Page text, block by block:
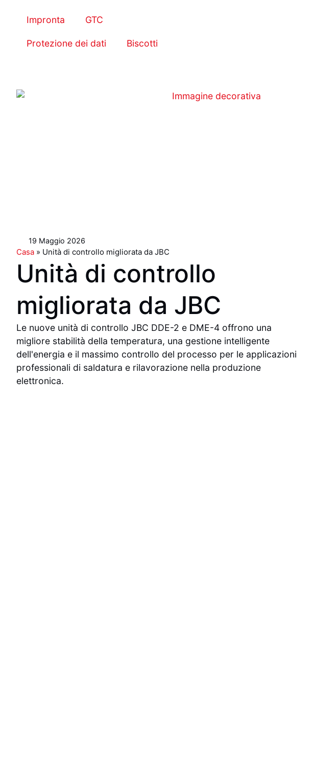
Impronta GTC
Protezione dei dati Biscotti
19 Maggio 2026
Casa » Unità di controllo migliorata da JBC
Unità di controllo
migliorata da JBC
Le nuove unità di controllo JBC DDE-2 e DME-4 offrono una
migliore stabilità della temperatura, una gestione intelligente
dell'energia e il massimo controllo del processo per le applicazioni
professionali di saldatura e rilavorazione nella produzione
elettronica.